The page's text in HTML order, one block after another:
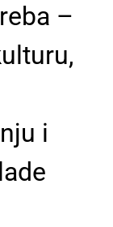
–
i